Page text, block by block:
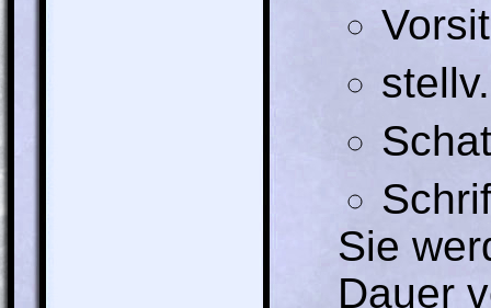
Sie
Dauer